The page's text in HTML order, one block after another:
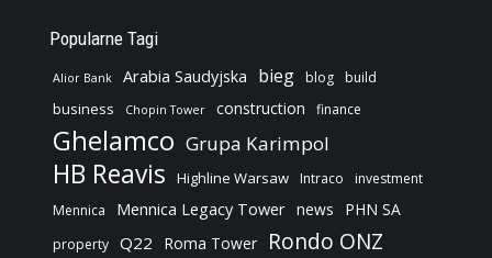
Popularne Tagi
Alior Bank Arabia Saudyjska bieg blog build
business Chopin Tower construction finance
Ghelamco Grupa Karimpol
HB Reavis Highline Warsaw Intraco
investment
Mennica
Mennica Legacy Tower news PHN SA
property Q22 Roma Tower Rondo ONZ